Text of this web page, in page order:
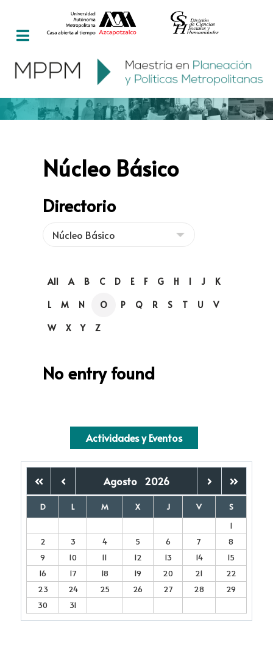
Núcleo Básico
Directorio
All A B C D E F G H I J
K
L
M N O P Q R S T U
V
W
X Y Z
No entry found
Actividades y Eventos
Agosto 2026
D L M X J V
S
1
2
3 4 5 6 7
8
9
10 11 12 13 14
15
16
17 18 19 20 21
22
23
24 25 26 27 28
29
30
31